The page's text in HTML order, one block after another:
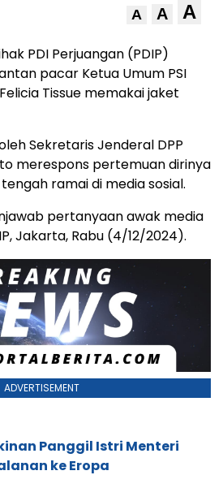
A A A
PDI Perjuangan (PDIP)
pacar Ketua Umum PSI
Tissue memakai jaket
Sekretaris Jenderal DPP
merespons pertemuan dirinya
ramai di media sosial.
pertanyaan awak media
Jakarta, Rabu (4/12/2024).
ADVERTISEMENT
Panggil Istri Menteri
ke Eropa